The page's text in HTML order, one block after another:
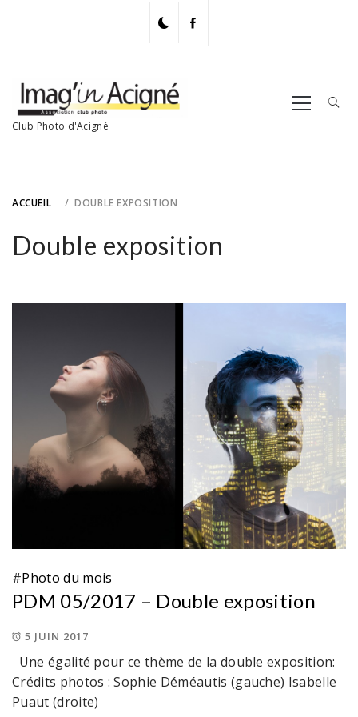
Club Photo d'Acigné
Primary
Menu
ACCUEIL DOUBLE EXPOSITION
Double exposition
#Photo du mois
PDM 05/2017 – Double exposition
5 JUIN 2017
Une égalité pour ce thème de la double exposition:
Crédits photos : Sophie Déméautis (gauche) Isabelle
Puaut (droite)